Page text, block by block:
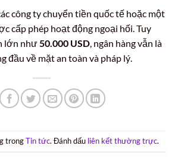
công ty chuyển tiền quốc tế hoặc một
cấp phép hoạt động ngoại hối. Tuy
lớn như 50.000 USD , ngân hàng vẫn là
đầu về mặt an toàn và pháp lý.
trongTin tức. Đánh dấu liên kết thường trực.